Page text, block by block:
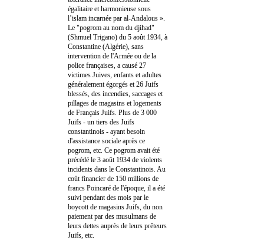
égalitaire et harmonieuse sous
l’islam incarnée par al-Andalous ».
Le "pogrom au nom du djihad"
(Shmuel Trigano) du 5 août 1934, à
Constantine (Algérie), sans
intervention de l'Armée ou de la
police françaises, a causé 27
victimes Juives, enfants et adultes
généralement égorgés et 26 Juifs
blessés, des incendies, saccages et
pillages de magasins et logements
de Français Juifs. Plus de 3 000
Juifs - un tiers des Juifs
constantinois - ayant besoin
d'assistance sociale après ce
pogrom, etc. Ce pogrom avait été
précédé le 3 août 1934 de violents
incidents dans le Constantinois. Au
coût financier de 150 millions de
francs Poincaré de l'époque, il a été
suivi pendant des mois par le
boycott de magasins Juifs, du non
paiement par des musulmans de
leurs dettes auprès de leurs prêteurs
Juifs, etc.